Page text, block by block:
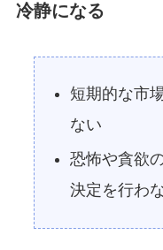
冷静になる
短期的な市
ない
恐怖や貪欲
決定を行わ